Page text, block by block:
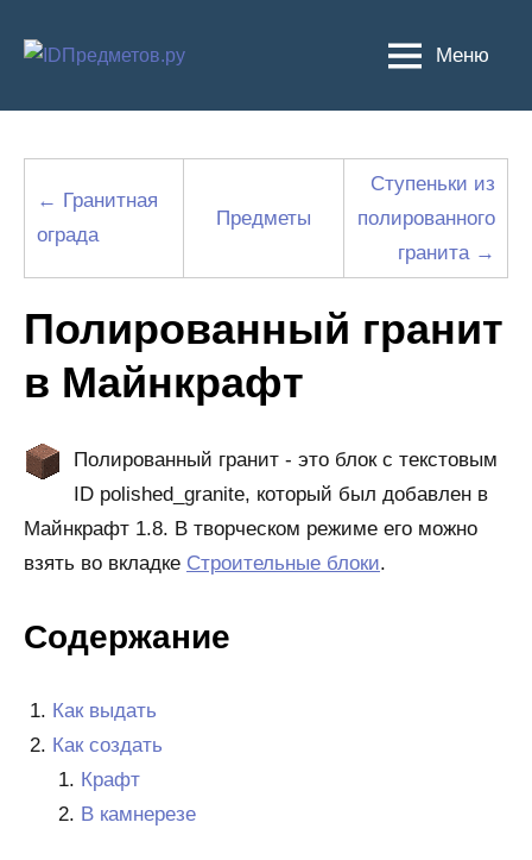
Меню
← Гранитная
ограда
Предметы
Ступеньки из
полированного
гранита →
Полированный гранит
в Майнкрафт
Полированный гранит - это блок с текстовым
ID polished_granite, который был добавлен в
Майнкрафт 1.8. В творческом режиме его можно
взять во вкладке Строительные блоки.
Содержание
Как выдать
Как создать
Крафт
В камнерезе